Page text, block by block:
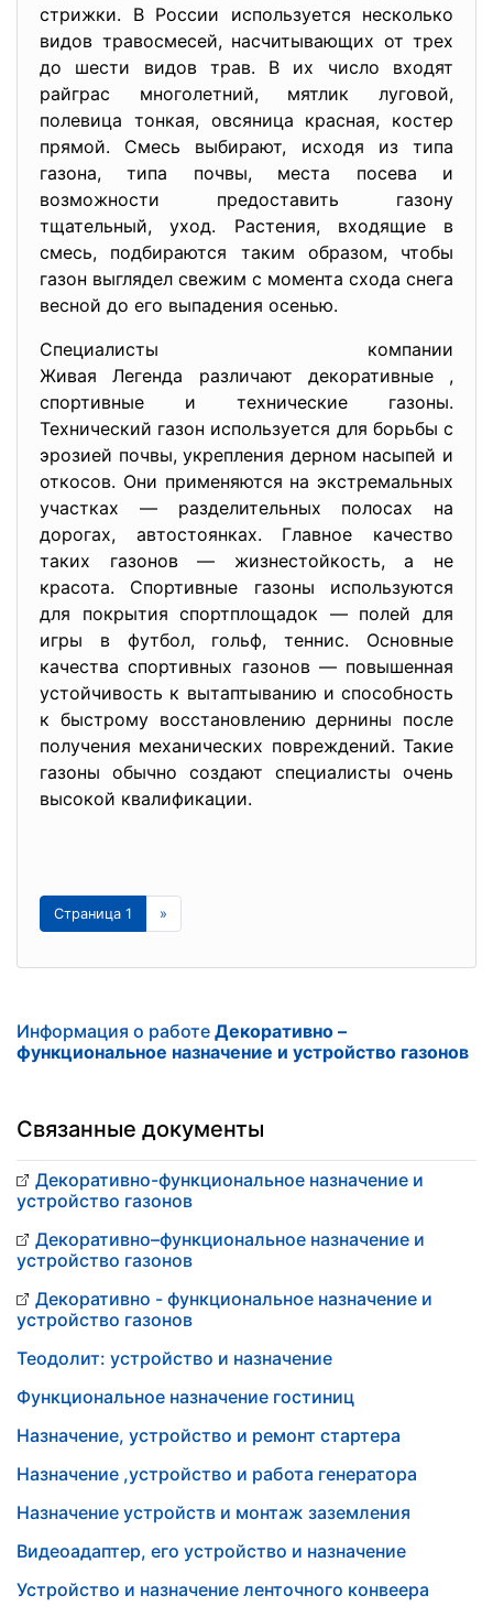
стрижки. В России используется несколько
видов травосмесей, насчитывающих от трех
до шести видов трав. В их число входят
райграс многолетний, мятлик луговой,
полевица тонкая, овсяница красная, костер
прямой. Смесь выбирают, исходя из типа
газона, типа почвы, места посева и
возможности предоставить газону
тщательный, уход. Растения, входящие в
смесь, подбираются таким образом, чтобы
газон выглядел свежим с момента схода снега
весной до его выпадения осенью.
Специалисты компании
Живая Легенда различают декоративные ,
спортивные и технические газоны.
Технический газон используется для борьбы с
эрозией почвы, укрепления дерном насыпей и
откосов. Они применяются на экстремальных
участках — разделительных полосах на
дорогах, автостоянках. Главное качество
таких газонов — жизнестойкость, а не
красота. Спортивные газоны используются
для покрытия спортплощадок — полей для
игры в футбол, гольф, теннис. Основные
качества спортивных газонов — повышенная
устойчивость к вытаптыванию и способность
к быстрому восстановлению дернины после
получения механических повреждений. Такие
газоны обычно создают специалисты очень
высокой квалификации.
Страница 1 »
Информация о работе Декоративно –
функциональное назначение и устройство газонов
Связанные документы
Декоративно-функциональное назначение и
устройство газонов
Декоративно–функциональное назначение и
устройство газонов
Декоративно - функциональное назначение и
устройство газонов
Теодолит: устройство и назначение
Функциональное назначение гостиниц
Назначение, устройство и ремонт стартера
Назначение ,устройство и работа генератора
Назначение устройств и монтаж заземления
Видеоадаптер, его устройство и назначение
Устройство и назначение ленточного конвеера